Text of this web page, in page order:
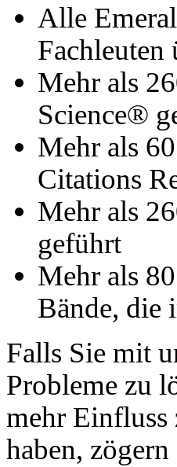
Alle
Fachleuten
Mehr als
Science®
Mehr als
Citations
Mehr als
geführt
Mehr als
Bände,
Falls Sie mit
Probleme zu
mehr Einfluss
haben,